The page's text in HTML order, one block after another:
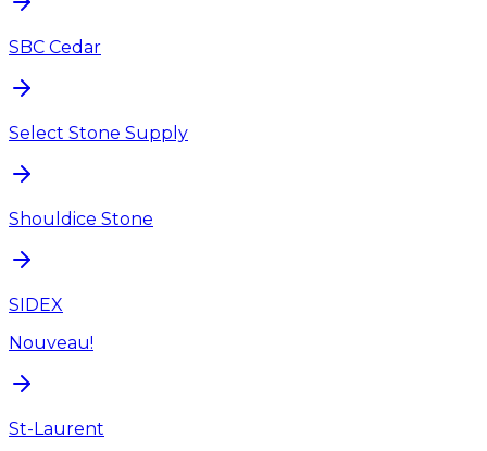
SBC Cedar
Select Stone Supply
Shouldice Stone
SIDEX
Nouveau!
St-Laurent